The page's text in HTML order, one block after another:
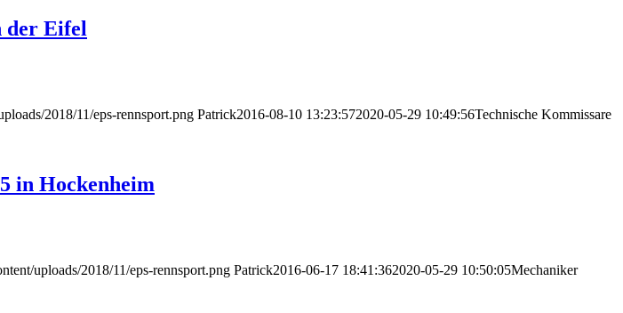
der Eifel
2018/11/eps-rennsport.png Patrick2016-08-10 13:23:572020-05-29 10:49:56Technische Kommissare
in Hockenheim
uploads/2018/11/eps-rennsport.png Patrick2016-06-17 18:41:362020-05-29 10:50:05Mechaniker